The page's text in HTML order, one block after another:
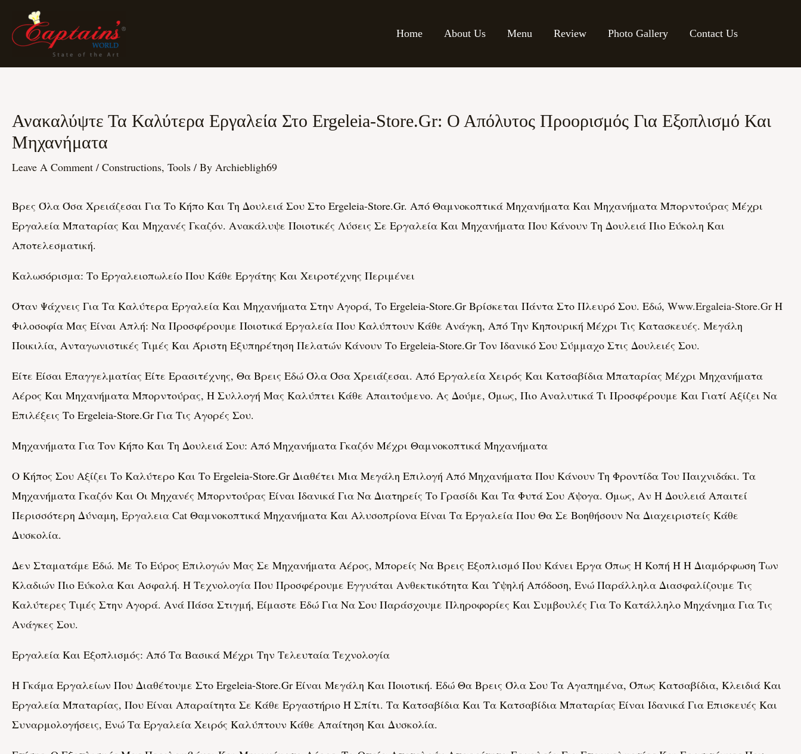
Content
Home About Us Menu Review Photo Gallery Contact Us
Ανακαλύψτε Τα Καλύτερα Εργαλεία Στο Ergeleia-Store.gr: Ο Απόλυτος Προορισμός Για Εξοπλισμό Και
Μηχανήματα
Leave A Comment / Constructions, Tools / By Archiebligh69
Βρες Όλα Όσα Χρειάζεσαι Για Το Κήπο Και Τη Δουλειά Σου Στο Ergeleia-Store.gr. Από Θαμνοκοπτικά Μηχανήματα Και Μηχανήματα Μπορντούρας Μέχρι
Εργαλεία Μπαταρίας Και Μηχανές Γκαζόν. Ανακάλυψε Ποιοτικές Λύσεις Σε Εργαλεία Και Μηχανήματα Που Κάνουν Τη Δουλειά Πιο Εύκολη Και
Αποτελεσματική.
Καλωσόρισμα: Το Εργαλειοπωλείο Που Κάθε Εργάτης Και Χειροτέχνης Περιμένει
Όταν Ψάχνεις Για Τα Καλύτερα Εργαλεία Και Μηχανήματα Στην Αγορά, Το Ergeleia-Store.gr Βρίσκεται Πάντα Στο Πλευρό Σου. Εδώ, Www.ergaleia-Store.gr Η
Φιλοσοφία Μας Είναι Απλή: Να Προσφέρουμε Ποιοτικά Εργαλεία Που Καλύπτουν Κάθε Ανάγκη, Από Την Κηπουρική Μέχρι Τις Κατασκευές. Μεγάλη
Ποικιλία, Ανταγωνιστικές Τιμές Και Άριστη Εξυπηρέτηση Πελατών Κάνουν Το Ergeleia-Store.gr Τον Ιδανικό Σου Σύμμαχο Στις Δουλειές Σου.
Είτε Είσαι Επαγγελματίας Είτε Ερασιτέχνης, Θα Βρεις Εδώ Όλα Όσα Χρειάζεσαι. Από Εργαλεία Χειρός Και Κατσαβίδια Μπαταρίας Μέχρι Μηχανήματα
Αέρος Και Μηχανήματα Μπορντούρας, Η Συλλογή Μας Καλύπτει Κάθε Απαιτούμενο. Ας Δούμε, Όμως, Πιο Αναλυτικά Τι Προσφέρουμε Και Γιατί Αξίζει Να
Επιλέξεις Το Ergeleia-Store.gr Για Τις Αγορές Σου.
Μηχανήματα Για Τον Κήπο Και Τη Δουλειά Σου: Από Μηχανήματα Γκαζόν Μέχρι Θαμνοκοπτικά Μηχανήματα
Ο Κήπος Σου Αξίζει Το Καλύτερο Και Το Ergeleia-Store.gr Διαθέτει Μια Μεγάλη Επιλογή Από Μηχανήματα Που Κάνουν Τη Φροντίδα Του Παιχνιδάκι. Τα
Μηχανήματα Γκαζόν Και Οι Μηχανές Μπορντούρας Είναι Ιδανικά Για Να Διατηρείς Το Γρασίδι Και Τα Φυτά Σου Άψογα. Όμως, Αν Η Δουλειά Απαιτεί
Περισσότερη Δύναμη, Εργαλεια Cat Θαμνοκοπτικά Μηχανήματα Και Αλυσοπρίονα Είναι Τα Εργαλεία Που Θα Σε Βοηθήσουν Να Διαχειριστείς Κάθε
Δυσκολία.
Δεν Σταματάμε Εδώ. Με Το Εύρος ΕπιλΟγών Μας Σε Μηχανήματα Αέρος, Μπορείς Να Βρεις Εξοπλισμό Που Κάνει Έργα Όπως Η Κοπή Ή Η Διαμόρφωση Των
Κλαδιών Πιο Εύκολα Και Ασφαλή. Η ΤεχνολΟγία Που Προσφέρουμε Εγγυάται Ανθεκτικότητα Και Υψηλή Απόδοση, Ενώ Παράλληλα Διασφαλίζουμε Τις
Καλύτερες Τιμές Στην Αγορά. Ανά Πάσα Στιγμή, Είμαστε Εδώ Για Να Σου Παράσχουμε Πληροφορίες Και Συμβουλές Για Το Κατάλληλο Μηχάνημα Για Τις
Ανάγκες Σου.
Εργαλεία Και Εξοπλισμός: Από Τα Βασικά Μέχρι Την Τελευταία Τεχνολογία
Η Γκάμα Εργαλείων Που Διαθέτουμε Στο Ergeleia-Store.gr Είναι Μεγάλη Και Ποιοτική. Εδώ Θα Βρεις Όλα Σου Τα Αγαπημένα, Όπως Κατσαβίδια, Κλειδιά Και
Εργαλεία Μπαταρίας, Που Είναι Απαραίτητα Σε Κάθε Εργαστήριο Ή Σπίτι. Τα Κατσαβίδια Και Τα Κατσαβίδια Μπαταρίας Είναι Ιδανικά Για Επισκευές Και
Συναρμολογήσεις, Ενώ Τα Εργαλεία Χειρός Καλύπτουν Κάθε Απαίτηση Και Δυσκολία.
Post
Navigation